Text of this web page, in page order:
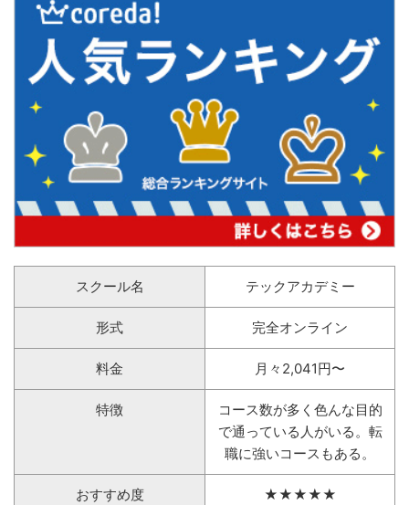
スクール名 テックアカデミー
形式 完全オンライン
料金 月々2,041円〜
特徴
コース数が多く色んな目的
で通っている人がいる。転
職に強いコースもある。
おすすめ度 ★★★★★